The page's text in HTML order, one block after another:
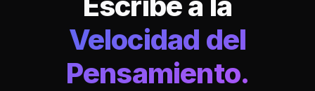
Velocidad del
Pensamiento.